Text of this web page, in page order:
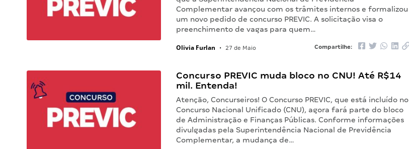
Complementar avançou com os trâmites internos e formalizou
um novo pedido de concurso PREVIC. A solicitação visa o
preenchimento de vagas para quem…
Olivia Furlan • 27 de Maio Compartilhe:
Concurso PREVIC muda bloco no CNU! Até R$14
mil. Entenda!
Atenção, Concurseiros! O Concurso PREVIC, que está incluído no
Concurso Nacional Unificado (CNU), agora fará parte do bloco
de Administração e Finanças Públicas. Conforme informações
divulgadas pela Superintendência Nacional de Previdência
Complementar, a mudança de…